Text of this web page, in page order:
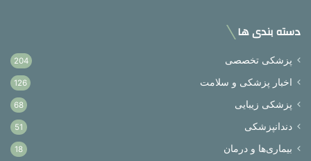
دسته بندی ها
پزشکی تخصصی 204
اخبار پزشکی و سلامت 126
پزشکی زیبایی 68
دندانپزشکی 51
بیماری‌ها و درمان 18